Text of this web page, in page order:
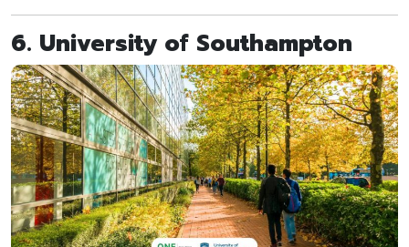
6. University of Southampton